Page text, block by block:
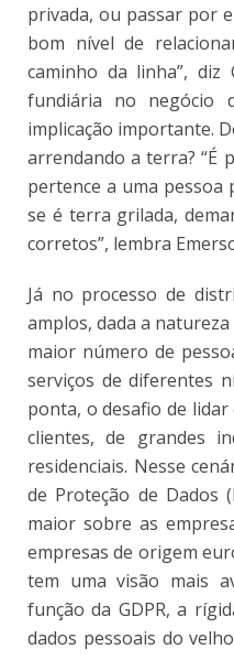
privada, ou passar por
bom nível de
caminho da linha”, diz
fundiária no negócio
implicação importante.
arrendando a terra? “É
pertence a uma pessoa
se é terra grilada,
corretos”, lembra
Já no processo de
amplos, dada a
maior número de
serviços de diferentes
ponta, o desafio de
clientes, de grandes
residenciais. Nesse
de Proteção de Dados
maior sobre as
empresas de origem
tem uma visão mais
função da GDPR, a
dados pessoais do